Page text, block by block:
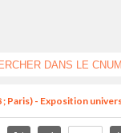
Paris) - Exposition